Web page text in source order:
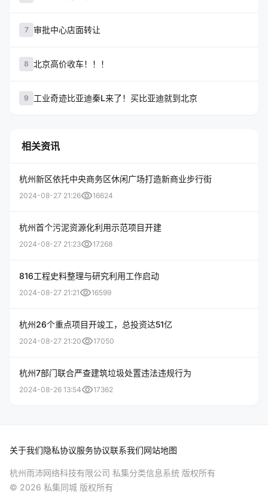
7 审批中心店面转让
8 北京高价收车！！！
9 工业奇迹比亚迪秦L来了！买比亚迪就到北京
相关资讯
杭州新区依托中央商务区休闲广场打造新商业步行街
2024-08-27 21:26visibility16624
杭州首个污泥资源化利用示范项目开建
2024-08-27 21:23visibility17268
816工程史料整理与研究利用工作启动
2024-08-27 21:21visibility16599
杭州26个重点项目开竣工，总投资达51亿
2024-08-27 21:20visibility17050
杭州7部门联合严查建筑垃圾处置违法违规行为
2024-08-26 13:54visibility17362
关于我们隐私协议服务协议联系我们网站地图
杭州雨沛网络科技有限公司 私集分类信息系统 版权所有
© 2026 私集同城 版权所有